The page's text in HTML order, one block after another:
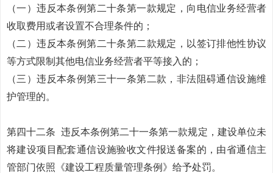
（一）违反本条例第二十条第一款规定，向电信业务经营者
收取费用或者设置不合理条件的；
（二）违反本条例第二十条第二款规定，以签订排他性协议
等方式限制其他电信业务经营者平等接入的；
（三）违反本条例第三十一条第二款，非法阻碍通信设施维
护管理的。
第四十二条 违反本条例第二十一条第一款规定，建设单位未
将建设项目配套通信设施验收文件报送备案的，由省通信主
管部门依照《建设工程质量管理条例》给予处罚。